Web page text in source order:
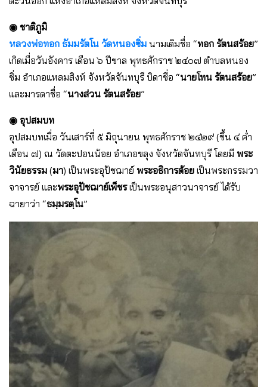
◉ ชาติภูมิ
หลวงพ่อทอก ธัมมรัตโน วัดหนองซิ่ม นามเดิมชื่อ “ทอก รัตนสร้อย”
เกิดเมื่อวันอังคาร เดือน ๖ ปีขาล พุทธศักราช ๒๔๐๗ ตําบลหนอง
ชิ่ม อําเภอแหลมสิงห์ จังหวัดจันทบุรี บิดาชื่อ “นายโทน รัตนสร้อย”
และมารดาชื่อ “นางส่วน รัตนสร้อย”
◉ อุปสมบท
อุปสมบทเมื่อ วันเสาร์ที่ ๕ มิถุนายน พุทธศักราช ๒๔๒๙ (ขึ้น ๔ ค่ำ
เดือน ๗) ณ วัดตะปอนน้อย อําเภอขลุง จังหวัดจันทบุรี โดยมี พระ
วินัยธรรม (มา) เป็นพระอุปัชฌาย์พระอธิการต้อย เป็นพระกรรมวา
จาจารย์ และพระอุปัชฌาย์เพ็ชรเป็นพระอนุสาวนาจารย์ ได้รับ
ฉายาว่า “ธมฺมรตฺโน”